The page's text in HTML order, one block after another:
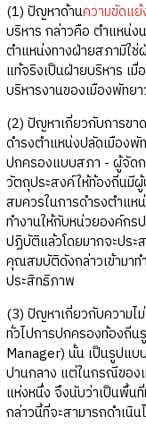
(1) ปัญหาด้านความขัดแย้
บริหาร กล่าวคือ ตำแหน่ง
ตำแหน่งทางฝ่ายสภามิใช่
แท้จริงเป็นฝ่ายบริหาร เมื่
บริหารงานของเมืองพัทย
(2) ปัญหาเกี่ยวกับการขา
ดำรงตำแหน่งปลัดเมืองพั
ปกครองแบบสภา - ผู้จัดก
วัตถุประสงค์ให้ท้องถิ่นมี
สมควรในการดำรงตำแห
ทำงานให้กับหน่วยองค์กร
ปฏิบัติแล้วโดยมากจะปร
คุณสมบัติดังกล่าวเข้ามาท
ประสิทธิภาพ
(3) ปัญหาเกี่ยวกับความไ
ทั่วไปการปกครองท้องถิ่
Manager) นั้น เป็นรูปแบ
ปานกลาง แต่ในกรณีของ
แห่งหนึ่ง จึงนับว่าเป็นพื้น
กล่าวนี้ที่จะสามารถดำเนิ